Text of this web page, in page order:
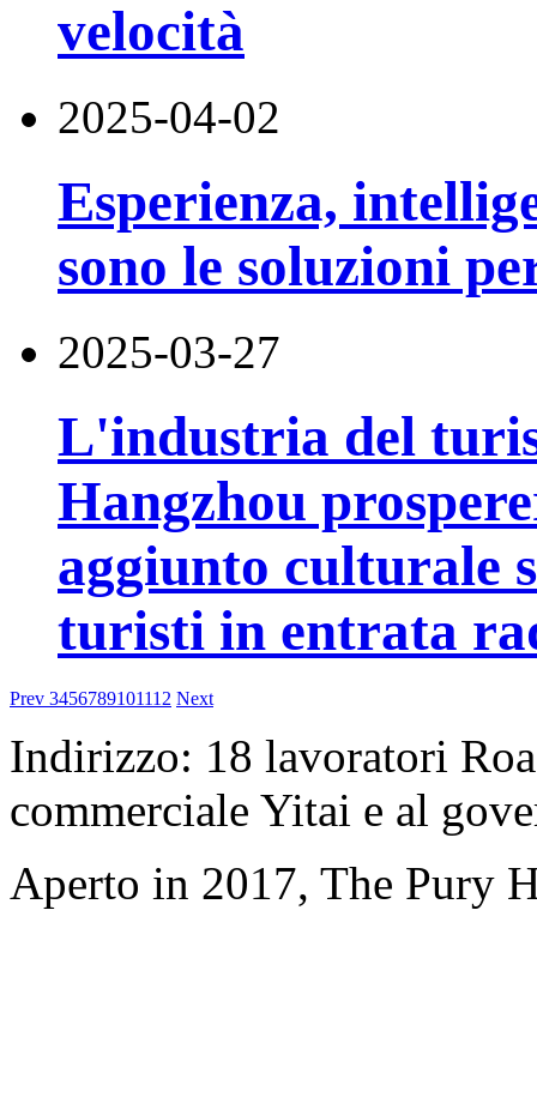
velocità
2025-04-02
Esperienza,
sono le soluzioni
2025-03-27
L'industria del
Hangzhou
aggiunto culturale
turisti in entrata
Prev 3456789101112 Next
Indirizzo: 18 lavoratori
commerciale Yitai e al
Aperto in 2017, The Pury